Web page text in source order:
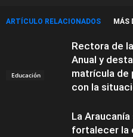
ARTÍCULO RELACIONADOS MÁS
Educación
Rectora de
Anual y
matrícula de
con la
La
fortalecer la